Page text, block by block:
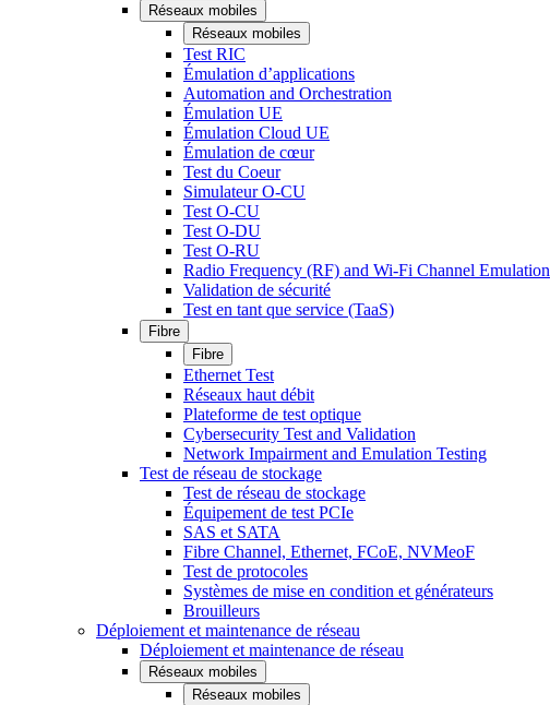
Réseaux mobiles
Réseaux mobiles
Test RIC
Émulation d’applications
Automation and Orchestration
Émulation UE
Émulation Cloud UE
Émulation de cœur
Test du Coeur
Simulateur O-CU
Test O-CU
Test O-DU
Test O-RU
Radio Frequency (RF) and Wi-Fi Channel Emulation
Validation de sécurité
Test en tant que service (TaaS)
Fibre
Fibre
Ethernet Test
Réseaux haut débit
Plateforme de test optique
Cybersecurity Test and Validation
Network Impairment and Emulation Testing
Test de réseau de stockage
Test de réseau de stockage
Équipement de test PCIe
SAS et SATA
Fibre Channel, Ethernet, FCoE, NVMeoF
Test de protocoles
Systèmes de mise en condition et générateurs
Brouilleurs
Déploiement et maintenance de réseau
Déploiement et maintenance de réseau
Réseaux mobiles
Réseaux mobiles